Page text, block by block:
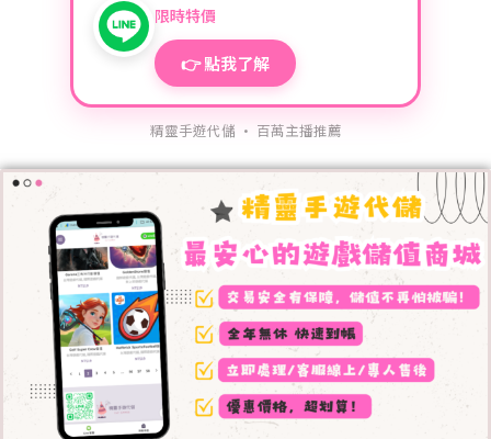
限時特價
👉 點我了解
精靈手遊代儲 · 百萬主播推薦